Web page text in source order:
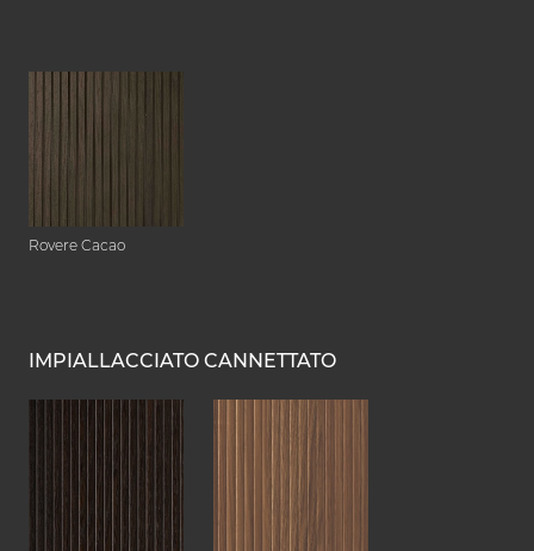
Rovere Cacao
IMPIALLACCIATO CANNETTATO